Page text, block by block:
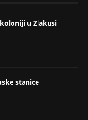
u Zlakusi
stanice